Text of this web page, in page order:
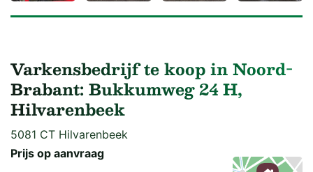
Varkensbedrijf te koop in Noord-
Brabant: Bukkumweg 24 H,
Hilvarenbeek
5081 CT Hilvarenbeek
Prijs op aanvraag